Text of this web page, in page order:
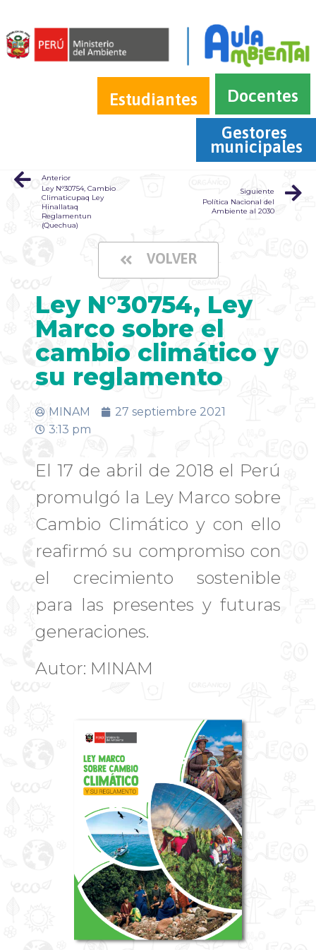
Estudiantes
Docentes
Gestores
municipales
Anterior
Ley N°30754, Cambio
Climaticupaq Ley
Hinallataq
Reglamentun
(Quechua)
Siguiente
Política Nacional del
Ambiente al 2030
VOLVER
Ley N°30754, Ley
Marco sobre el
cambio climático y
su reglamento
MINAM
27 septiembre 2021
3:13 pm
El 17 de abril de 2018 el Perú
promulgó la Ley Marco sobre
Cambio Climático y con ello
reafirmó su compromiso con
el crecimiento sostenible
para las presentes y futuras
generaciones.
Autor: MINAM